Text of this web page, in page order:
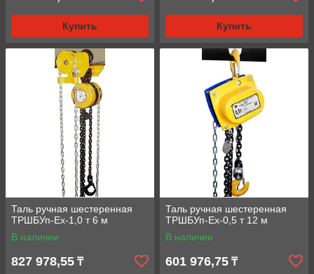
Купить Купить
Таль ручная шестеренная
ТРШБУп-Ех-1,0 т 6 м
В наличии
827 978,55 ₸
Таль ручная шестеренная
ТРШБУп-Ех-0,5 т 12 м
В наличии
601 976,75 ₸